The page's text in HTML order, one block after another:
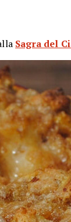
Sagra del